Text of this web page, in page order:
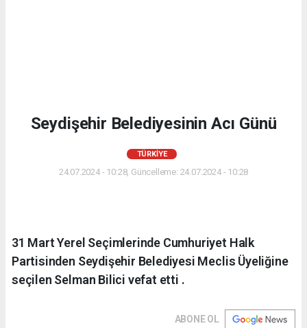
Seydişehir Belediyesinin Acı Günü
TÜRKIYE
24.07.2024 - 10:28, Güncelleme: 24.07.2024 - 10:28
31 Mart Yerel Seçimlerinde Cumhuriyet Halk
Partisinden Seydişehir Belediyesi Meclis Üyeliğine
seçilen Selman Bilici vefat etti .
ABONE OL